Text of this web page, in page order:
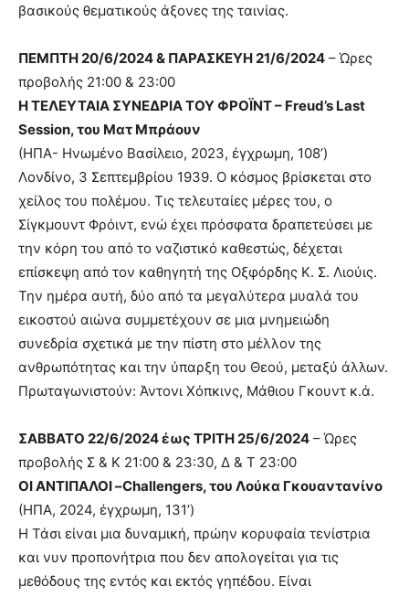
βασικούς θεματικούς άξονες της ταινίας.
ΠΕΜΠΤΗ 20/6/2024 & ΠΑΡΑΣΚΕΥΗ 21/6/2024 – Ώρες
προβολής 21:00 & 23:00
Η ΤΕΛΕΥΤΑΙΑ ΣΥΝΕΔΡΙΑ ΤΟΥ ΦΡΟΪΝΤ – Freud’s Last
Session, του Ματ Μπράουν
(ΗΠΑ- Ηνωμένο Βασίλειο, 2023, έγχρωμη, 108’)
Λονδίνο, 3 Σεπτεμβρίου 1939. Ο κόσμος βρίσκεται στο
χείλος του πολέμου. Τις τελευταίες μέρες του, ο
Σίγκμουντ Φρόιντ, ενώ έχει πρόσφατα δραπετεύσει με
την κόρη του από το ναζιστικό καθεστώς, δέχεται
επίσκεψη από τον καθηγητή της Οξφόρδης Κ. Σ. Λιούις.
Την ημέρα αυτή, δύο από τα μεγαλύτερα μυαλά του
εικοστού αιώνα συμμετέχουν σε μια μνημειώδη
συνεδρία σχετικά με την πίστη στο μέλλον της
ανθρωπότητας και την ύπαρξη του Θεού, μεταξύ άλλων.
Πρωταγωνιστούν: Άντονι Χόπκινς, Μάθιου Γκουντ κ.ά.
ΣΑΒΒΑΤΟ 22/6/2024 έως ΤΡΙΤΗ 25/6/2024 – Ώρες
προβολής Σ & Κ 21:00 & 23:30, Δ & Τ 23:00
ΟΙ ΑΝΤΙΠΑΛΟΙ –Challengers, του Λούκα Γκουαντανίνο
(ΗΠΑ, 2024, έγχρωμη, 131’)
Η Τάσι είναι μια δυναμική, πρώην κορυφαία τενίστρια
και νυν προπονήτρια που δεν απολογείται για τις
μεθόδους της εντός και εκτός γηπέδου. Είναι